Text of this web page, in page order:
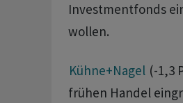
Investmentfonds
wollen.
Kühne+Nagel (-1,3
frühen Handel